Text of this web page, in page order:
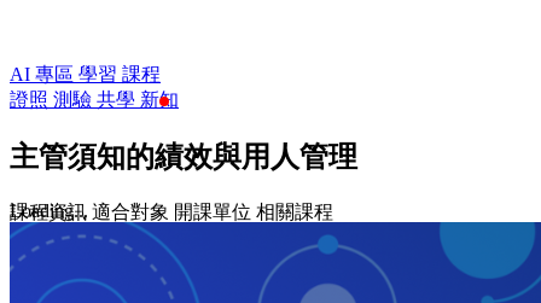
AI 專區 學習 課程
證照 測驗 共學 新知
主管須知的績效與用人管理​
課程資訊 適合對象 開課單位 相關課程
$980
$1,800
收藏
前往課程
Loading...